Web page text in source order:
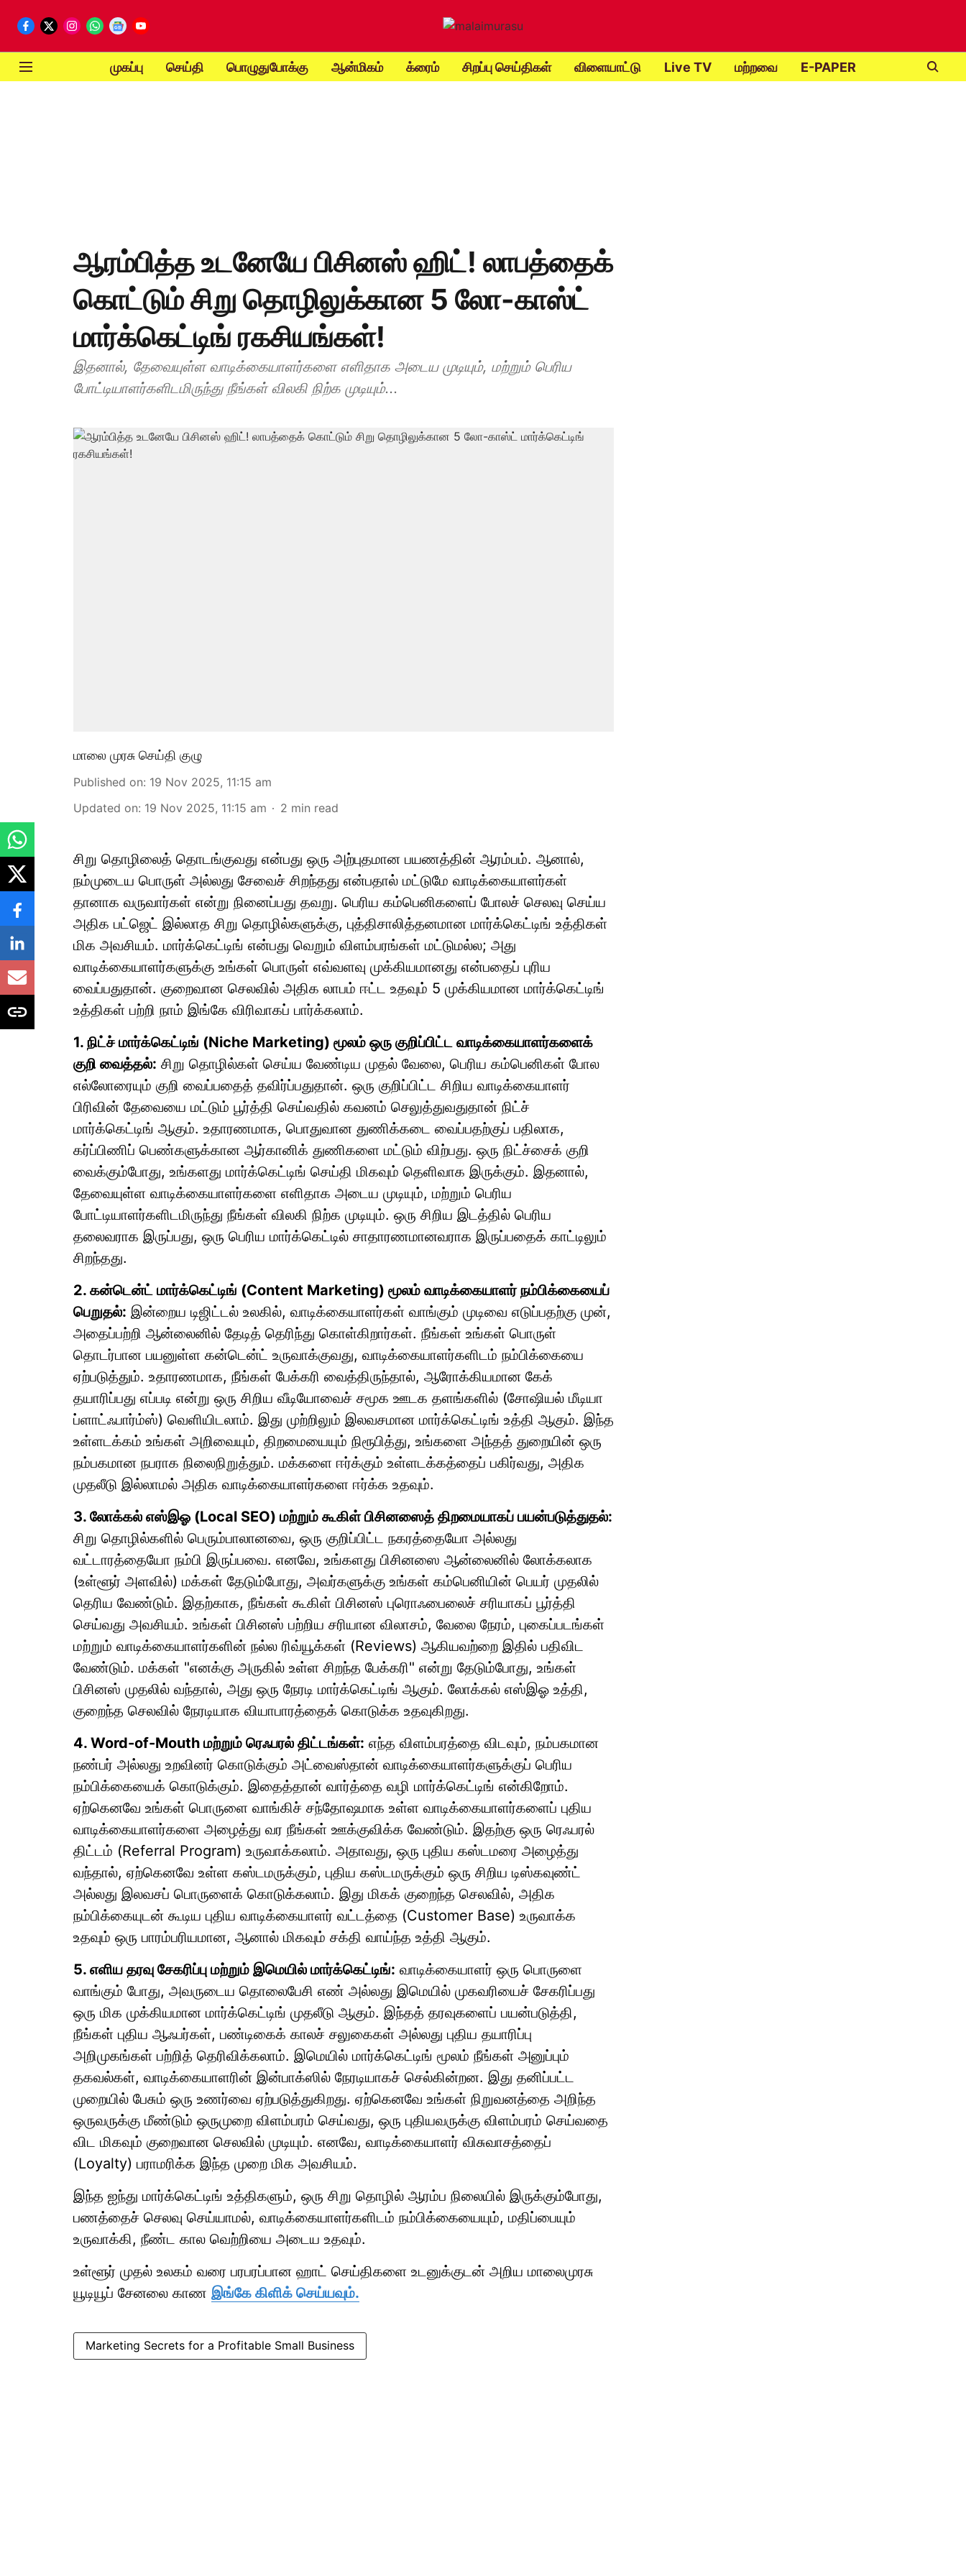
முகப்பு செய்தி பொழுதுபோக்கு ஆன்மிகம் க்ரைம் சிறப்பு செய்திகள் விளையாட்டு Live TV மற்றவை E-PAPER
ஆரம்பித்த உடனேயே பிசினஸ் ஹிட்! லாபத்தைக்
கொட்டும் சிறு தொழிலுக்கான 5 லோ-காஸ்ட்
மார்க்கெட்டிங் ரகசியங்கள்!
இதனால், தேவையுள்ள வாடிக்கையாளர்களை எளிதாக அடைய முடியும், மற்றும் பெரிய
போட்டியாளர்களிடமிருந்து நீங்கள் விலகி நிற்க முடியும்...
மாலை முரசு செய்தி குழு
Published on: 19 Nov 2025, 11:15 am
Updated on: 19 Nov 2025, 11:15 am 2 min read
சிறு தொழிலைத் தொடங்குவது என்பது ஒரு அற்புதமான பயணத்தின் ஆரம்பம். ஆனால்,
நம்முடைய பொருள் அல்லது சேவைச் சிறந்தது என்பதால் மட்டுமே வாடிக்கையாளர்கள்
தானாக வருவார்கள் என்று நினைப்பது தவறு. பெரிய கம்பெனிகளைப் போலச் செலவு செய்ய
அதிக பட்ஜெட் இல்லாத சிறு தொழில்களுக்கு, புத்திசாலித்தனமான மார்க்கெட்டிங் உத்திகள்
மிக அவசியம். மார்க்கெட்டிங் என்பது வெறும் விளம்பரங்கள் மட்டுமல்ல; அது
வாடிக்கையாளர்களுக்கு உங்கள் பொருள் எவ்வளவு முக்கியமானது என்பதைப் புரிய
வைப்பதுதான். குறைவான செலவில் அதிக லாபம் ஈட்ட உதவும் 5 முக்கியமான மார்க்கெட்டிங்
உத்திகள் பற்றி நாம் இங்கே விரிவாகப் பார்க்கலாம்.
1. நிட்ச் மார்க்கெட்டிங் (Niche Marketing) மூலம் ஒரு குறிப்பிட்ட வாடிக்கையாளர்களைக்
குறி வைத்தல்: சிறு தொழில்கள் செய்ய வேண்டிய முதல் வேலை, பெரிய கம்பெனிகள் போல
எல்லோரையும் குறி வைப்பதைத் தவிர்ப்பதுதான். ஒரு குறிப்பிட்ட சிறிய வாடிக்கையாளர்
பிரிவின் தேவையை மட்டும் பூர்த்தி செய்வதில் கவனம் செலுத்துவதுதான் நிட்ச்
மார்க்கெட்டிங் ஆகும். உதாரணமாக, பொதுவான துணிக்கடை வைப்பதற்குப் பதிலாக,
கர்ப்பிணிப் பெண்களுக்கான ஆர்கானிக் துணிகளை மட்டும் விற்பது. ஒரு நிட்ச்சைக் குறி
வைக்கும்போது, உங்களது மார்க்கெட்டிங் செய்தி மிகவும் தெளிவாக இருக்கும். இதனால்,
தேவையுள்ள வாடிக்கையாளர்களை எளிதாக அடைய முடியும், மற்றும் பெரிய
போட்டியாளர்களிடமிருந்து நீங்கள் விலகி நிற்க முடியும். ஒரு சிறிய இடத்தில் பெரிய
தலைவராக இருப்பது, ஒரு பெரிய மார்க்கெட்டில் சாதாரணமானவராக இருப்பதைக் காட்டிலும்
சிறந்தது.
2. கன்டென்ட் மார்க்கெட்டிங் (Content Marketing) மூலம் வாடிக்கையாளர் நம்பிக்கையைப்
பெறுதல்: இன்றைய டிஜிட்டல் உலகில், வாடிக்கையாளர்கள் வாங்கும் முடிவை எடுப்பதற்கு முன்,
அதைப்பற்றி ஆன்லைனில் தேடித் தெரிந்து கொள்கிறார்கள். நீங்கள் உங்கள் பொருள்
தொடர்பான பயனுள்ள கன்டென்ட் உருவாக்குவது, வாடிக்கையாளர்களிடம் நம்பிக்கையை
ஏற்படுத்தும். உதாரணமாக, நீங்கள் பேக்கரி வைத்திருந்தால், ஆரோக்கியமான கேக்
தயாரிப்பது எப்படி என்று ஒரு சிறிய வீடியோவைச் சமூக ஊடக தளங்களில் (சோஷியல் மீடியா
ப்ளாட்ஃபார்ம்ஸ்) வெளியிடலாம். இது முற்றிலும் இலவசமான மார்க்கெட்டிங் உத்தி ஆகும். இந்த
உள்ளடக்கம் உங்கள் அறிவையும், திறமையையும் நிரூபித்து, உங்களை அந்தத் துறையின் ஒரு
நம்பகமான நபராக நிலைநிறுத்தும். மக்களை ஈர்க்கும் உள்ளடக்கத்தைப் பகிர்வது, அதிக
முதலீடு இல்லாமல் அதிக வாடிக்கையாளர்களை ஈர்க்க உதவும்.
3. லோக்கல் எஸ்இஓ (Local SEO) மற்றும் கூகிள் பிசினஸைத் திறமையாகப் பயன்படுத்துதல்:
சிறு தொழில்களில் பெரும்பாலானவை, ஒரு குறிப்பிட்ட நகரத்தையோ அல்லது
வட்டாரத்தையோ நம்பி இருப்பவை. எனவே, உங்களது பிசினஸை ஆன்லைனில் லோக்கலாக
(உள்ளூர் அளவில்) மக்கள் தேடும்போது, அவர்களுக்கு உங்கள் கம்பெனியின் பெயர் முதலில்
தெரிய வேண்டும். இதற்காக, நீங்கள் கூகிள் பிசினஸ் புரொஃபைலைச் சரியாகப் பூர்த்தி
செய்வது அவசியம். உங்கள் பிசினஸ் பற்றிய சரியான விலாசம், வேலை நேரம், புகைப்படங்கள்
மற்றும் வாடிக்கையாளர்களின் நல்ல ரிவ்யூக்கள் (Reviews) ஆகியவற்றை இதில் பதிவிட
வேண்டும். மக்கள் "எனக்கு அருகில் உள்ள சிறந்த பேக்கரி" என்று தேடும்போது, உங்கள்
பிசினஸ் முதலில் வந்தால், அது ஒரு நேரடி மார்க்கெட்டிங் ஆகும். லோக்கல் எஸ்இஓ உத்தி,
குறைந்த செலவில் நேரடியாக வியாபாரத்தைக் கொடுக்க உதவுகிறது.
4. Word-of-Mouth மற்றும் ரெஃபரல் திட்டங்கள்: எந்த விளம்பரத்தை விடவும், நம்பகமான
நண்பர் அல்லது உறவினர் கொடுக்கும் அட்வைஸ்தான் வாடிக்கையாளர்களுக்குப் பெரிய
நம்பிக்கையைக் கொடுக்கும். இதைத்தான் வார்த்தை வழி மார்க்கெட்டிங் என்கிறோம்.
ஏற்கெனவே உங்கள் பொருளை வாங்கிச் சந்தோஷமாக உள்ள வாடிக்கையாளர்களைப் புதிய
வாடிக்கையாளர்களை அழைத்து வர நீங்கள் ஊக்குவிக்க வேண்டும். இதற்கு ஒரு ரெஃபரல்
திட்டம் (Referral Program) உருவாக்கலாம். அதாவது, ஒரு புதிய கஸ்டமரை அழைத்து
வந்தால், ஏற்கெனவே உள்ள கஸ்டமருக்கும், புதிய கஸ்டமருக்கும் ஒரு சிறிய டிஸ்கவுண்ட்
அல்லது இலவசப் பொருளைக் கொடுக்கலாம். இது மிகக் குறைந்த செலவில், அதிக
நம்பிக்கையுடன் கூடிய புதிய வாடிக்கையாளர் வட்டத்தை (Customer Base) உருவாக்க
உதவும் ஒரு பாரம்பரியமான, ஆனால் மிகவும் சக்தி வாய்ந்த உத்தி ஆகும்.
5. எளிய தரவு சேகரிப்பு மற்றும் இமெயில் மார்க்கெட்டிங்: வாடிக்கையாளர் ஒரு பொருளை
வாங்கும் போது, அவருடைய தொலைபேசி எண் அல்லது இமெயில் முகவரியைச் சேகரிப்பது
ஒரு மிக முக்கியமான மார்க்கெட்டிங் முதலீடு ஆகும். இந்தத் தரவுகளைப் பயன்படுத்தி,
நீங்கள் புதிய ஆஃபர்கள், பண்டிகைக் காலச் சலுகைகள் அல்லது புதிய தயாரிப்பு
அறிமுகங்கள் பற்றித் தெரிவிக்கலாம். இமெயில் மார்க்கெட்டிங் மூலம் நீங்கள் அனுப்பும்
தகவல்கள், வாடிக்கையாளரின் இன்பாக்ஸில் நேரடியாகச் செல்கின்றன. இது தனிப்பட்ட
முறையில் பேசும் ஒரு உணர்வை ஏற்படுத்துகிறது. ஏற்கெனவே உங்கள் நிறுவனத்தை அறிந்த
ஒருவருக்கு மீண்டும் ஒருமுறை விளம்பரம் செய்வது, ஒரு புதியவருக்கு விளம்பரம் செய்வதை
விட மிகவும் குறைவான செலவில் முடியும். எனவே, வாடிக்கையாளர் விசுவாசத்தைப்
(Loyalty) பராமரிக்க இந்த முறை மிக அவசியம்.
இந்த ஐந்து மார்க்கெட்டிங் உத்திகளும், ஒரு சிறு தொழில் ஆரம்ப நிலையில் இருக்கும்போது,
பணத்தைச் செலவு செய்யாமல், வாடிக்கையாளர்களிடம் நம்பிக்கையையும், மதிப்பையும்
உருவாக்கி, நீண்ட கால வெற்றியை அடைய உதவும்.
உள்ளூர் முதல் உலகம் வரை பரபரப்பான ஹாட் செய்திகளை உடனுக்குடன் அறிய மாலைமுரசு
யூடியூப் சேனலை காண இங்கே கிளிக் செய்யவும்.
Marketing Secrets for a Profitable Small Business